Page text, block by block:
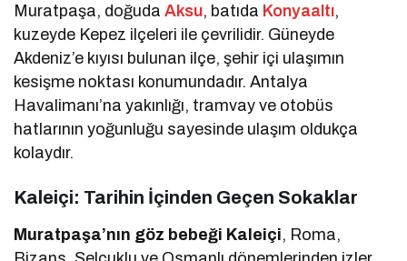
Muratpaşa, doğudaAksu, batıda Konyaaltı,
kuzeyde Kepez ilçeleri ile çevrilidir. Güneyde
Akdeniz’e kıyısı bulunan ilçe, şehir içi ulaşımın
kesişme noktası konumundadır. Antalya
Havalimanı’na yakınlığı, tramvay ve otobüs
hatlarının yoğunluğu sayesinde ulaşım oldukça
kolaydır.
Kaleiçi: Tarihin İçinden Geçen Sokaklar
Muratpaşa’nın göz bebeği Kaleiçi, Roma,